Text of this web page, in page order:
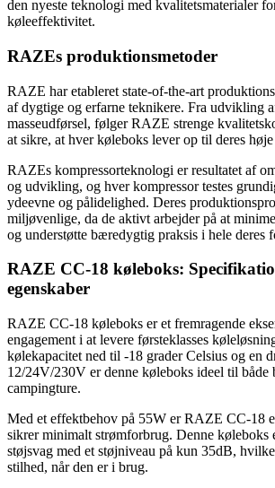
den nyeste teknologi med kvalitetsmaterialer
køleeffektivitet.
RAZEs produktionsmetoder
RAZE har etableret state-of-the-art
af dygtige og erfarne teknikere. Fra udvikling
masseudførsel, følger RAZE strenge
at sikre, at hver køleboks lever op til deres høje
RAZEs kompressorteknologi er resultatet af
og udvikling, og hver kompressor testes
ydeevne og pålidelighed. Deres
miljøvenlige, da de aktivt arbejder på at
og understøtte bæredygtig praksis i hele deres
RAZE CC-18 køleboks:
egenskaber
RAZE CC-18 køleboks er et fremragende
engagement i at levere førsteklasses
kølekapacitet ned til -18 grader Celsius og en
12/24V/230V er denne køleboks ideel til både
campingture.
Med et effektbehov på 55W er RAZE CC-18
sikrer minimalt strømforbrug. Denne køleboks
støjsvag med et støjniveau på kun 35dB,
stilhed, når den er i brug.